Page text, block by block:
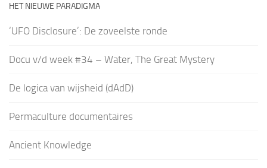
HET NIEUWE PARADIGMA
‘UFO Disclosure’: De zoveelste ronde
Docu v/d week #34 – Water, The Great Mystery
De logica van wijsheid (dAdD)
Permaculture documentaires
Ancient Knowledge